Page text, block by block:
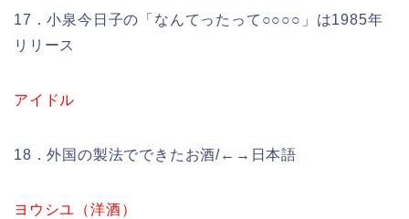
17．小泉今日子の「なんてったって○○○○」は1985年
リリース
アイドル
18．外国の製法でできたお酒/←→日本語
ヨウシユ（洋酒）